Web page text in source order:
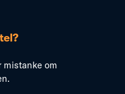
mistanke om